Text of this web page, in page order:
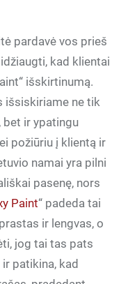
pardavė vos prieš
kad klientai
išskirtinumą.
išsiskiriame ne tik
bet ir ypatingu
požiūriu į klientą ir
namai yra pilni
pasenę, nors
Paint“ padeda tai
ir lengvas, o
jog tai tas pats
patikina, kad